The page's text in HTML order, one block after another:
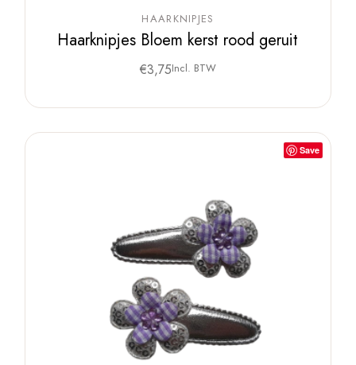
HAARKNIPJES
Haarknipjes Bloem kerst rood geruit
€3,75Incl. BTW
Save